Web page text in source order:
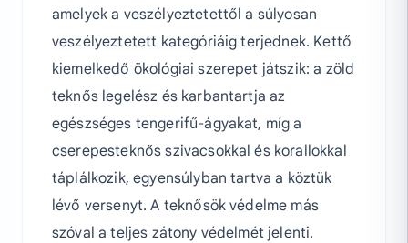
amelyek a veszélyeztetettől a súlyosan
veszélyeztetett kategóriáig terjednek. Kettő
kiemelkedő ökológiai szerepet játszik: a zöld
teknős legelész és karbantartja az
egészséges tengerifű-ágyakat, míg a
cserepesteknős szivacsokkal és korallokkal
táplálkozik, egyensúlyban tartva a köztük
lévő versenyt. A teknősök védelme más
szóval a teljes zátony védelmét jelenti.